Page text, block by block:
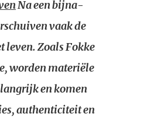
Na een bijna-
vaak de
Zoals Fokke
worden materiële
en komen
authenticiteit en